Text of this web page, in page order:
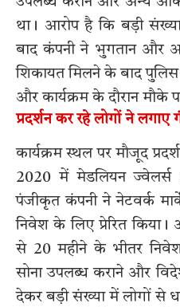
था। आरोप है कि बड़ी
बाद कंपनी ने भुगतान और
शिकायत मिलने के बाद
और कार्यक्रम के दौरान
प्रदर्शन कर रहे लोगों ने लगाए
कार्यक्रम स्थल पर मौजूद
2020 में मेडलियन ज्वेलर्स
पंजीकृत कंपनी ने नेटवर्क
निवेश के लिए प्रेरित
से 20 महीने के भीतर
सोना उपलब्ध कराने और
देकर बड़ी संख्या में लोगों से धन